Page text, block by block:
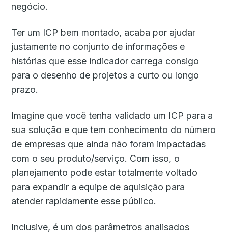
negócio.
Ter um ICP bem montado, acaba por ajudar
justamente no conjunto de informações e
histórias que esse indicador carrega consigo
para o desenho de projetos a curto ou longo
prazo.
Imagine que você tenha validado um ICP para a
sua solução e que tem conhecimento do número
de empresas que ainda não foram impactadas
com o seu produto/serviço. Com isso, o
planejamento pode estar totalmente voltado
para expandir a equipe de aquisição para
atender rapidamente esse público.
Inclusive, é um dos parâmetros analisados